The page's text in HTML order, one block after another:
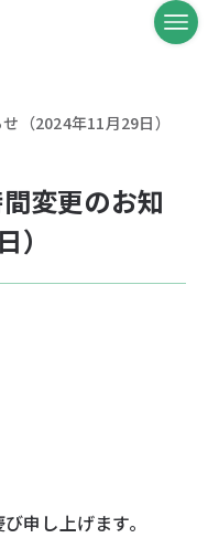
（2024年11月29日）
変更のお知
申し上げます。